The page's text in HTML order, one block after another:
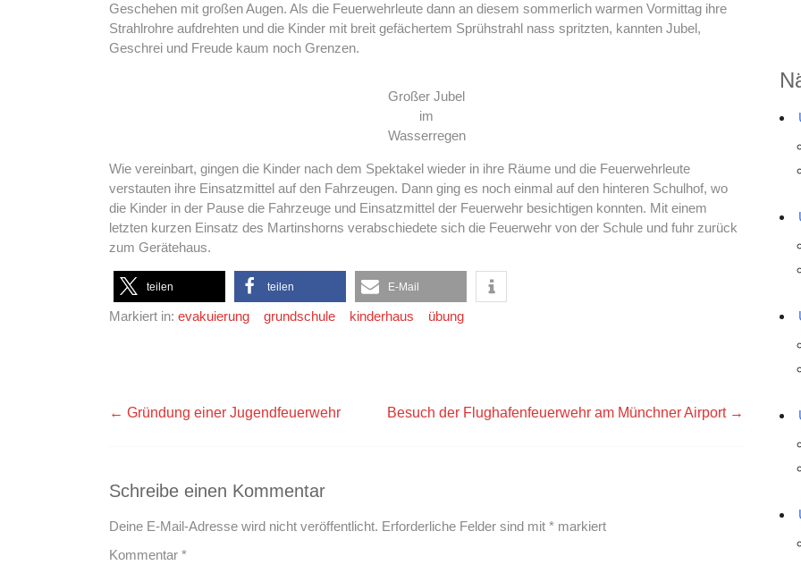
Geschehen mit großen Augen. Als die Feuerwehrleute dann an diesem sommerlich warmen Vormittag ihre
Strahlrohre aufdrehten und die Kinder mit breit gefächertem Sprühstrahl nass spritzten, kannten Jubel,
Geschrei und Freude kaum noch Grenzen.
Großer Jubel
im
Wasserregen
Wie vereinbart, gingen die Kinder nach dem Spektakel wieder in ihre Räume und die Feuerwehrleute
verstauten ihre Einsatzmittel auf den Fahrzeugen. Dann ging es noch einmal auf den hinteren Schulhof, wo
die Kinder in der Pause die Fahrzeuge und Einsatzmittel der Feuerwehr besichtigen konnten. Mit einem
letzten kurzen Einsatz des Martinshorns verabschiedete sich die Feuerwehr von der Schule und fuhr zurück
zum Gerätehaus.
teilen teilen E-Mail
Markiert in: evakuierung grundschule kinderhaus übung
← Gründung einer Jugendfeuerwehr Besuch der Flughafenfeuerwehr am Münchner Airport →
Schreibe einen Kommentar
Deine E-Mail-Adresse wird nicht veröffentlicht. Erforderliche Felder sind mit * markiert
Kommentar *